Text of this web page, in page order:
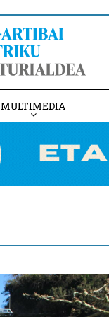
MULTIMEDIA